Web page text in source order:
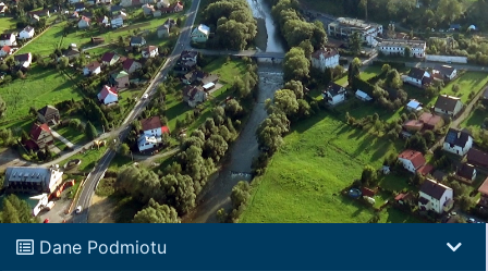
Dane Podmiotu